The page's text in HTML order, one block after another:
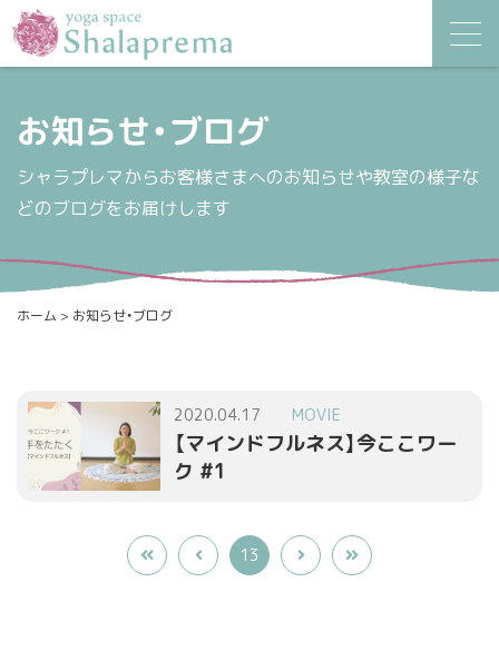
お知らせ・ブログ
シャラプレマからお客様さまへのお知らせや教室の様子な
どのブログをお届けします
ホーム > お知らせ・ブログ
2020.04.17 MOVIE
【マインドフルネス】今ここワー
ク #1
13